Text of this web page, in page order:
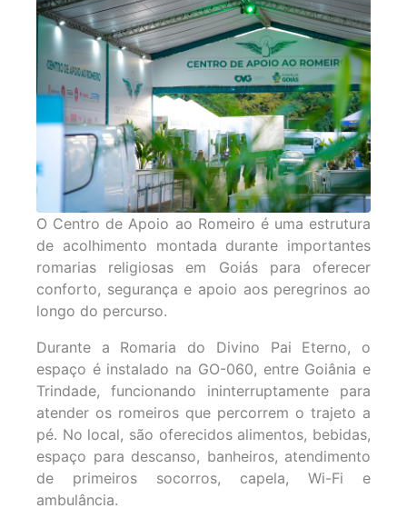
O Centro de Apoio ao Romeiro é uma estrutura
de acolhimento montada durante importantes
romarias religiosas em Goiás para oferecer
conforto, segurança e apoio aos peregrinos ao
longo do percurso.
Durante a Romaria do Divino Pai Eterno, o
espaço é instalado na GO-060, entre Goiânia e
Trindade, funcionando ininterruptamente para
atender os romeiros que percorrem o trajeto a
pé. No local, são oferecidos alimentos, bebidas,
espaço para descanso, banheiros, atendimento
de primeiros socorros, capela, Wi-Fi e
ambulância.